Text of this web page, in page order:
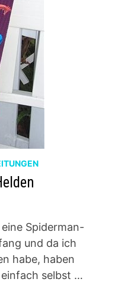
Spiderman-
und da ich
habe, haben
selbst …